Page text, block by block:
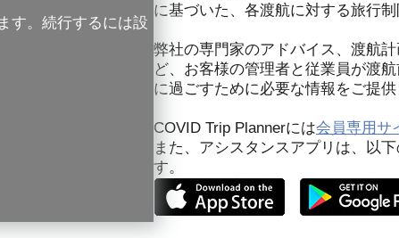
に基づいた、各渡航に対する旅行
弊社の専門家のアドバイス、渡航
ど、お客様の管理者と従業員が渡
に過ごすために必要な情報をご提供
COVID Trip Plannerには会員専用サ
また、アシスタンスアプリは、以
す。
す。続行するには設